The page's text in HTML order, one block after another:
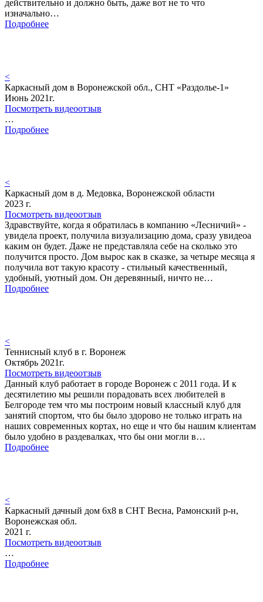
действительно и должно быть, даже вот не то что
изначально…
Подробнее
<
Каркасный дом в Воронежской обл., СНТ «Раздолье-1»
Июнь 2021г.
Посмотреть видеоотзыв
…
Подробнее
<
Каркасный дом в д. Медовка, Воронежской области
2023 г.
Посмотреть видеоотзыв
Здравствуйте, когда я обратилась в компанию «Лесничий» -
увидела проект, получила визуализацию дома, сразу увидеоа
каким он будет. Даже не представляла себе на сколько это
получится просто. Дом вырос как в сказке, за четыре месяца я
получила вот такую красоту - стильный качественный,
удобный, уютный дом. Он деревянный, ничто не…
Подробнее
<
Теннисный клуб в г. Воронеж
Октябрь 2021г.
Посмотреть видеоотзыв
Данный клуб работает в городе Воронеж с 2011 года. И к
десятилетию мы решили порадовать всех любителей в
Белгороде тем что мы построим новый классный клуб для
занятий спортом, что бы было здорово не только играть на
наших современных кортах, но еще и что бы нашим клиентам
было удобно в раздевалках, что бы они могли в…
Подробнее
<
Каркасный дачный дом 6х8 в СНТ Весна, Рамонский р-н,
Воронежская обл.
2021 г.
Посмотреть видеоотзыв
…
Подробнее